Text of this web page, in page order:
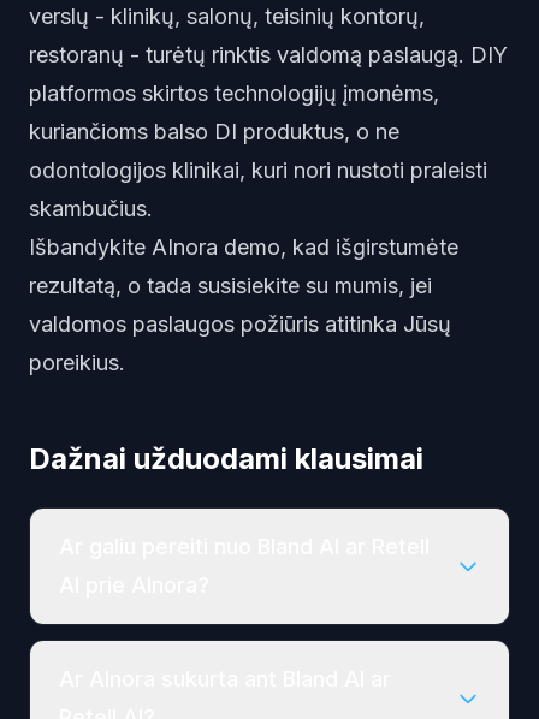
verslų - klinikų, salonų, teisinių kontorų,
restoranų - turėtų rinktis valdomą paslaugą. DIY
platformos skirtos technologijų įmonėms,
kuriančioms balso DI produktus, o ne
odontologijos klinikai, kuri nori nustoti praleisti
skambučius.
Išbandykite AInora demo, kad išgirstumėte
rezultatą, o tada susisiekite su mumis, jei
valdomos paslaugos požiūris atitinka Jūsų
poreikius.
Dažnai užduodami klausimai